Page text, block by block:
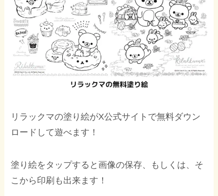
リラックマの塗り絵がX公式サイトで無料ダウン
ロードして遊べます！
塗り絵をタップすると画像の保存、もしくは、そ
こから印刷も出来ます！